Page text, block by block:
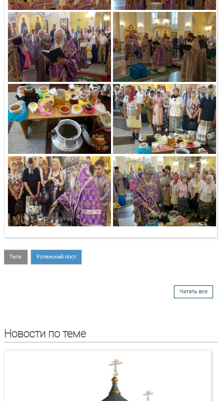
Теги: Успенский пост
Читать все
Новости по теме